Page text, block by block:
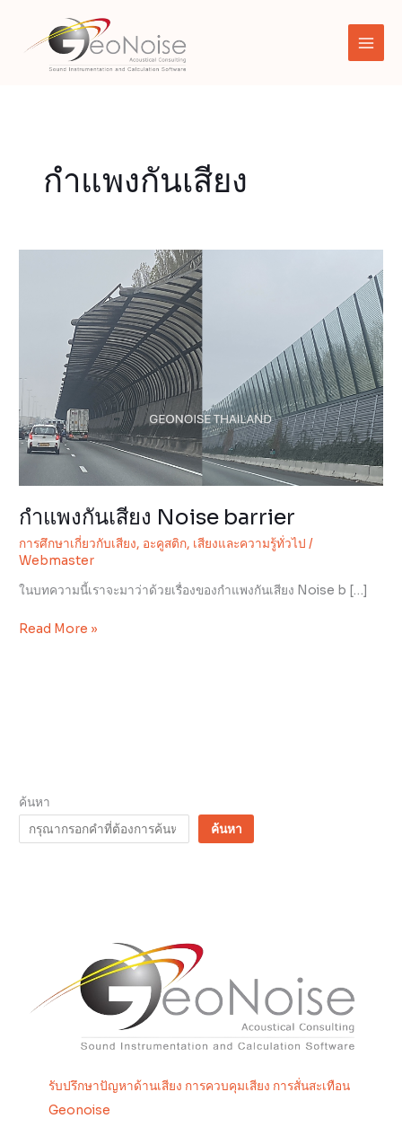
content
กำแพงกันเสียง
กำแพงกันเสียง Noise barrier
การศึกษาเกี่ยวกับเสียง, อะคูสติก, เสียงและความรู้ทั่วไป /
Webmaster
ในบทความนี้เราจะมาว่าด้วยเรื่องของกำแพงกันเสียง Noise b […]
Read More »
ค้นหา
ค้นหา
รับปรึกษาปัญหาด้านเสียง การควบคุมเสียง การสั่นสะเทือน
Geonoise